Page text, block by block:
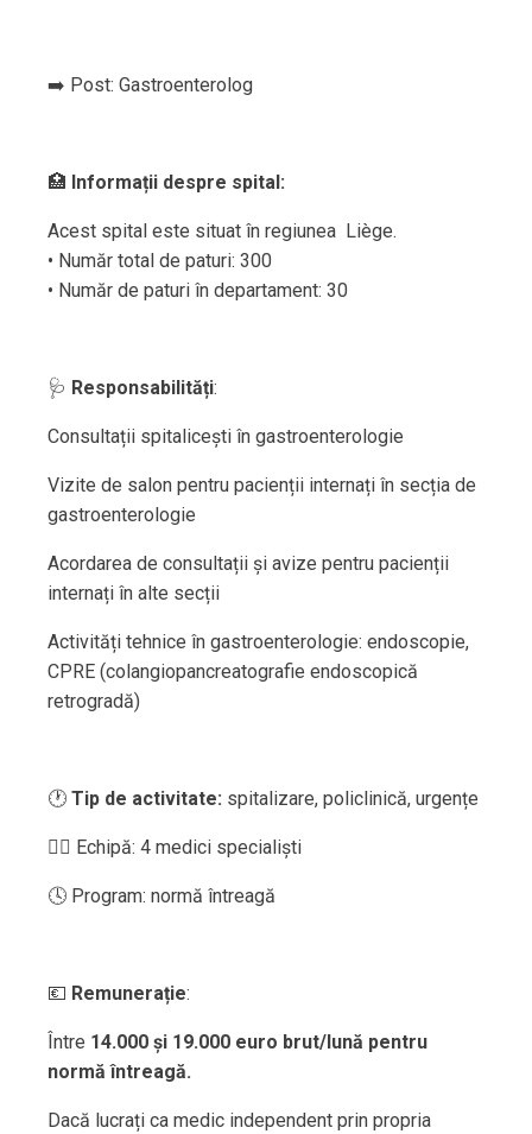
➡️ Post: Gastroenterolog
🏥 Informații despre spital:
Acest spital este situat în regiunea Liège.
• Număr total de paturi: 300
• Număr de paturi în departament: 30
🩺 Responsabilități:
Consultații spitalicești în gastroenterologie
Vizite de salon pentru pacienții internați în secția de
gastroenterologie
Acordarea de consultații și avize pentru pacienții
internați în alte secții
Activități tehnice în gastroenterologie: endoscopie,
CPRE (colangiopancreatografie endoscopică
retrogradă)
🕐 Tip de activitate: spitalizare, policlinică, urgențe
👨‍⚕️ Echipă: 4 medici specialiști
🕓 Program: normă întreagă
💶 Remunerație:
Între 14.000 și 19.000 euro brut/lună pentru
normă întreagă.
Dacă lucrați ca medic independent prin propria